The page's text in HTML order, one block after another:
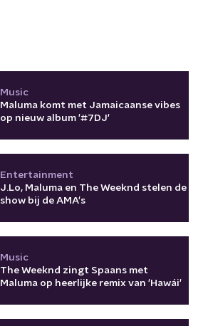
Music
Maluma komt met Jamaicaanse vibes
op nieuw album '#7DJ'
Entertainment
J.Lo, Maluma en The Weeknd stelen de
show bij de AMA's
Music
The Weeknd zingt Spaans met
Maluma op heerlijke remix van 'Hawái'